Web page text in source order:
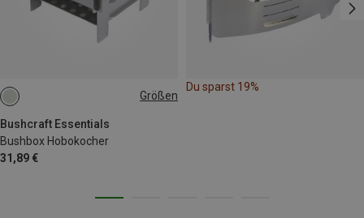
Größen
Bushcraft Essentials
Bushbox Hobokocher
31,89 €
ONE SIZE
Du sparst 19%